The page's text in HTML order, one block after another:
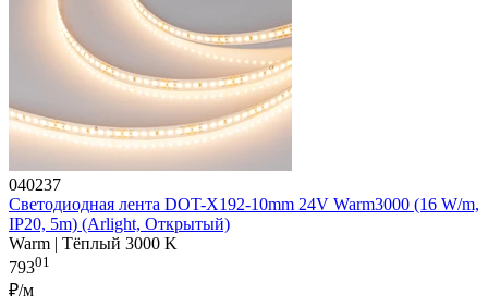
040237
Светодиодная лента DOT-X192-10mm 24V Warm3000 (16 W/m,
IP20, 5m) (Arlight, Открытый)
Warm | Тёплый 3000 K
79301
₽/м